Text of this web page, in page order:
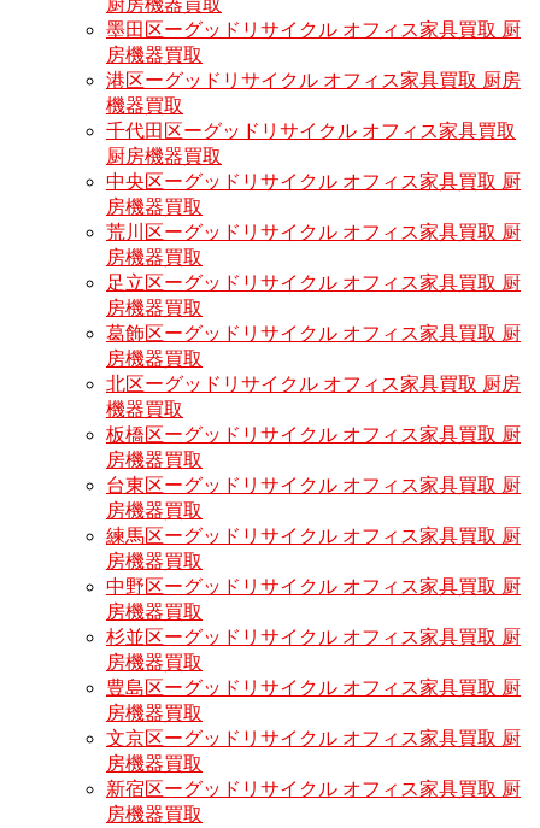
厨房機器買取
墨田区ーグッドリサイクル オフィス家具買取 厨
房機器買取
港区ーグッドリサイクル オフィス家具買取 厨房
機器買取
千代田区ーグッドリサイクル オフィス家具買取
厨房機器買取
中央区ーグッドリサイクル オフィス家具買取 厨
房機器買取
荒川区ーグッドリサイクル オフィス家具買取 厨
房機器買取
足立区ーグッドリサイクル オフィス家具買取 厨
房機器買取
葛飾区ーグッドリサイクル オフィス家具買取 厨
房機器買取
北区ーグッドリサイクル オフィス家具買取 厨房
機器買取
板橋区ーグッドリサイクル オフィス家具買取 厨
房機器買取
台東区ーグッドリサイクル オフィス家具買取 厨
房機器買取
練馬区ーグッドリサイクル オフィス家具買取 厨
房機器買取
中野区ーグッドリサイクル オフィス家具買取 厨
房機器買取
杉並区ーグッドリサイクル オフィス家具買取 厨
房機器買取
豊島区ーグッドリサイクル オフィス家具買取 厨
房機器買取
文京区ーグッドリサイクル オフィス家具買取 厨
房機器買取
新宿区ーグッドリサイクル オフィス家具買取 厨
房機器買取